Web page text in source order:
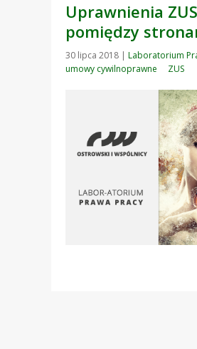
Uprawnienia
pomiędzy
30 lipca 2018 | Laboratorium
umowy cywilnoprawne
ZUS